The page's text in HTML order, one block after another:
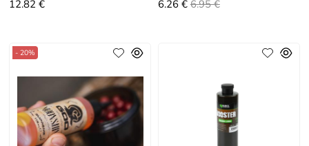
12.82 €
6.26 € 6.95 €
- 20%